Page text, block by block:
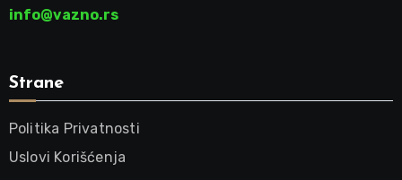
info@vazno.rs
Strane
Politika Privatnosti
Uslovi Korišćenja